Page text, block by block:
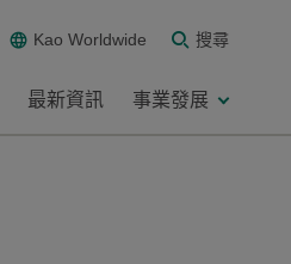
Kao Worldwide 搜尋
最新資訊 事業發展